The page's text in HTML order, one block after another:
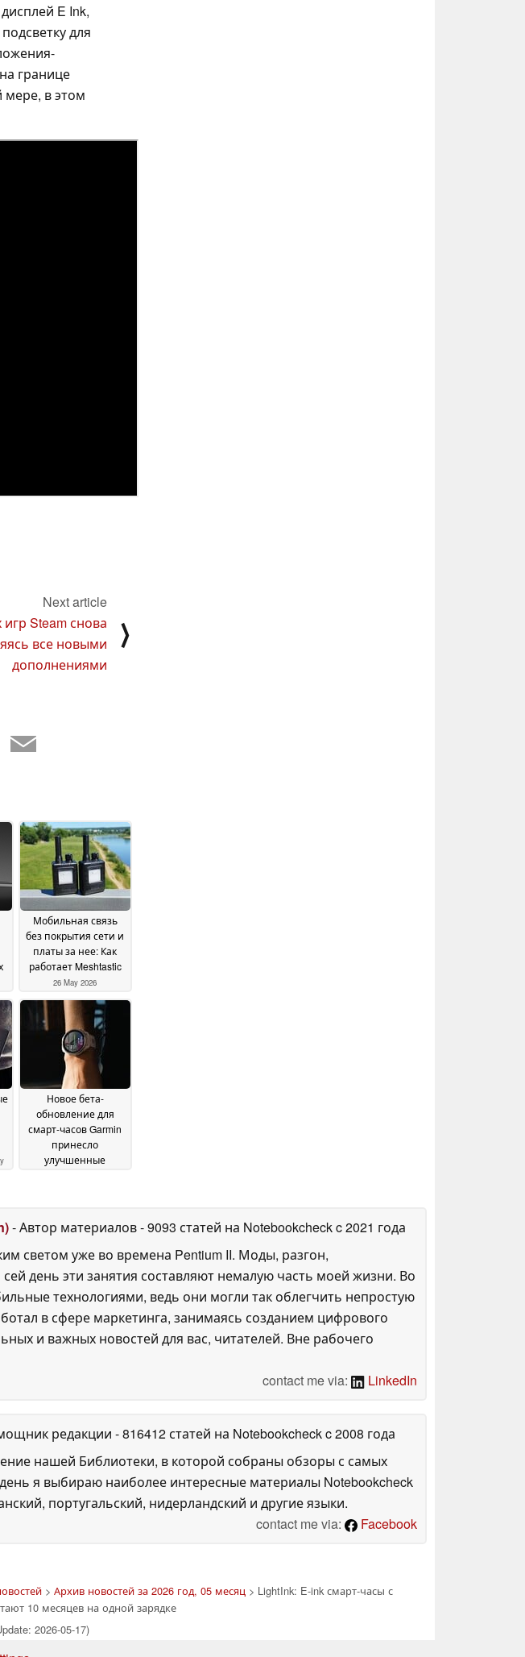
E Ink,
для
границе
в этом
Next article
Steam снова
все новыми
дополнениями
⟩
Мобильная связь
без покрытия сети и
платы за нее: Как
работает Meshtastic
26 May 2026
Новое бета-
обновление для
смарт-часов Garmin
принесло
улучшенные
- Автор материалов- 9093 статей на Notebookcheckc 2021 года
светом уже во времена Pentium II. Моды, разгон,
день эти занятия составляют немалую часть моей жизни. Во
технологиями, ведь они могли так облегчить непростую
в сфере маркетинга, занимаясь созданием цифрового
и важных новостей для вас, читателей. Вне рабочего
contact me via:
LinkedIn
редакции - 816412 статей на Notebookcheckc 2008 года
нашей Библиотеки, в которой собраны обзоры с самых
я выбираю наиболее интересные материалы Notebookcheck
португальский, нидерландский и другие языки.
contact me via:
Facebook
> Архив новостей за 2026 год, 05 месяц > LightInk: E-ink смарт-часы с
10 месяцев на одной зарядке
2026-05-17)